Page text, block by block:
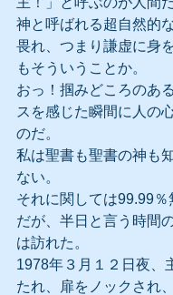
神と呼ばれる超自然的
畏れ、つまり謙虚に身
もそういうことか。
おっ！掴みどころのあ
スを感じた瞬間に人の
のだ。
私は聖書も聖書の神も
ない。
それに関しては99.99％
だが、半日と言う時間
は訪れた。
1978年３月１２日夜、
たれ、扉をノックされ